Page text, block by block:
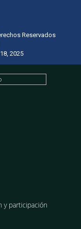
Reservados
2025
y participación